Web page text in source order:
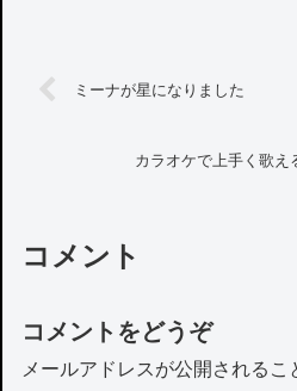
ミーナが星になりました
カラオケで上手く歌え
コメント
コメントをどうぞ
メールアドレスが公開されるこ